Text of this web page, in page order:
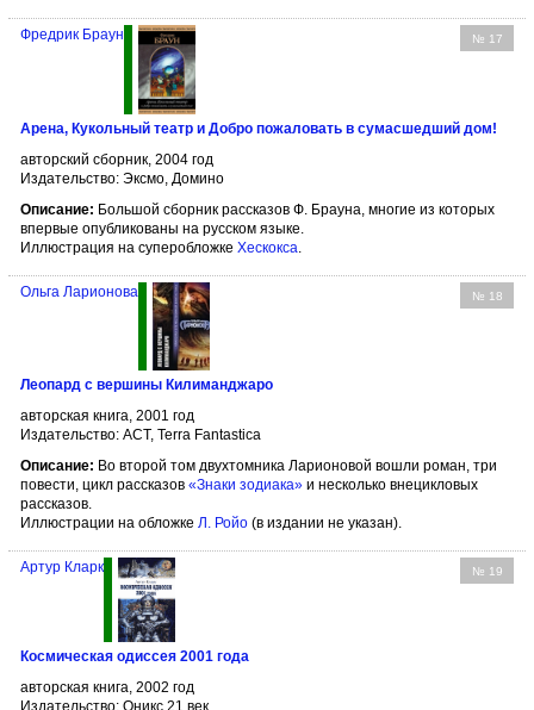
№ 17
Фредрик Браун
Арена, Кукольный театр и Добро пожаловать в сумасшедший дом!
авторский сборник, 2004 год
Издательство: Эксмо, Домино
Описание: Большой сборник рассказов Ф. Брауна, многие из которых
впервые опубликованы на русском языке.
Иллюстрация на суперобложке Хескокса
№ 18
Ольга Ларионова
Леопард с вершины Килиманджаро
авторская книга, 2001 год
Издательство: АСТ, Terra Fantastica
Описание: Во второй том двухтомника Ларионовой вошли роман, три
повести, цикл рассказов «Знаки зодиака» и несколько внецикловых
рассказов.
Иллюстрации на обложке Л. Ройо (в издании не указан).
№ 19
Артур Кларк
Космическая одиссея 2001 года
авторская книга, 2002 год
Издательство: Оникс 21 век